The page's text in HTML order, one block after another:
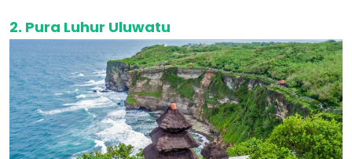
2. Pura Luhur Uluwatu